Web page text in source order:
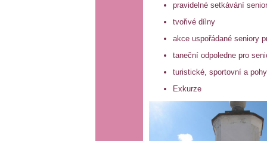
pravidelné setkávání
tvořivé dílny
akce uspořádané seniory
taneční odpoledne pro
turistické, sportovní a
Exkurze